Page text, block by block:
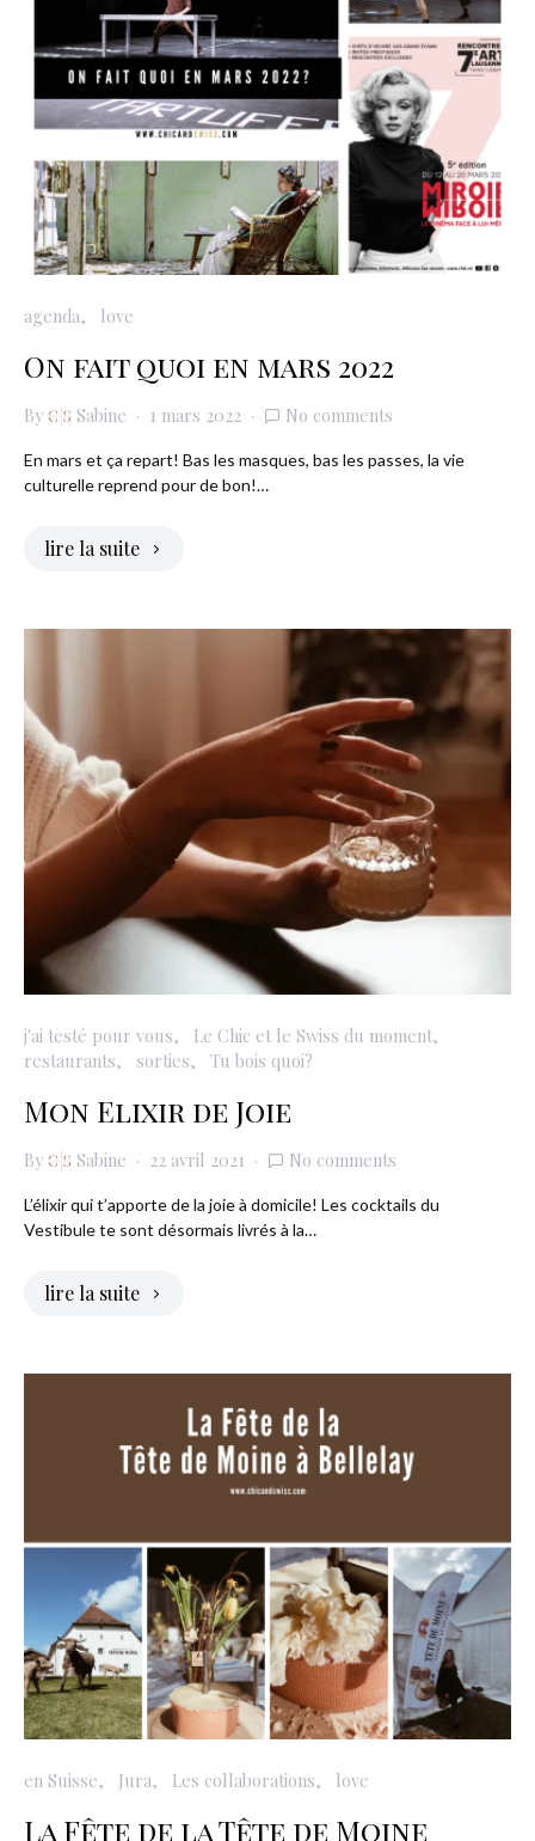
agenda love
On fait quoi en mars 2022
By Sabine 1 mars 2022 No comments
En mars et ça repart! Bas les masques, bas les passes, la vie
culturelle reprend pour de bon!…
lire la suite
j'ai testé pour vous
Le Chic et le Swiss du moment
restaurants
sorties Tu bois quoi?
Mon Elixir de Joie
By Sabine 22 avril 2021 No comments
L’élixir qui t’apporte de la joie à domicile! Les cocktails du
Vestibule te sont désormais livrés à la…
lire la suite
en Suisse Jura Les collaborations love
La Fête de la Tête de Moine